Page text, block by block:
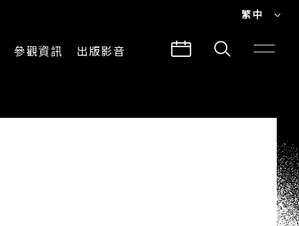
繁中
參觀資訊
交通與地圖
出版影音
所有影音